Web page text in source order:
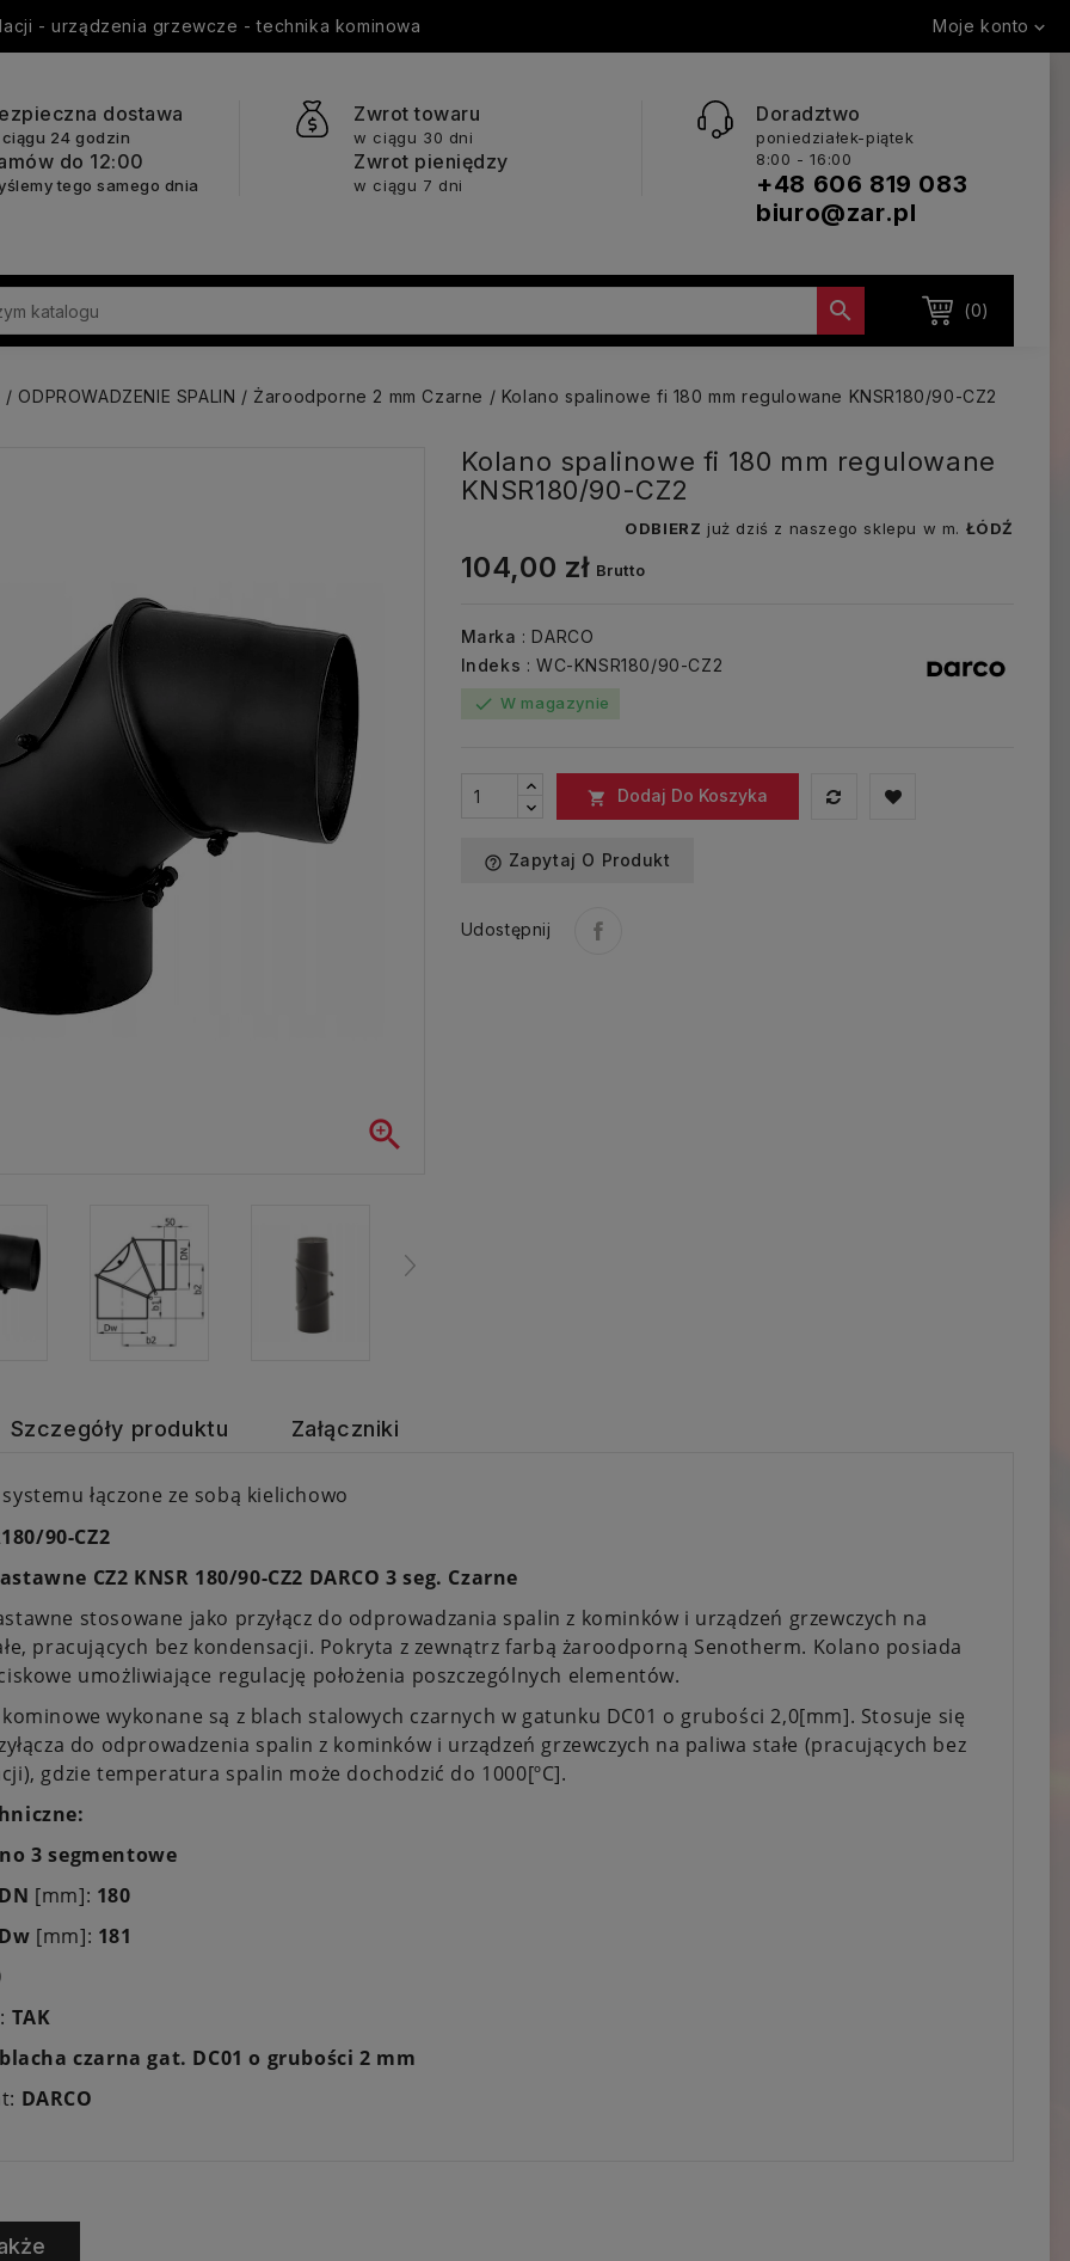
- urządzenia grzewcze - technika kominowa Moje konto 
dostawa
24 godzin
do 12:00
tego samego dnia
Zwrot towaru
w ciągu 30 dni
Zwrot pieniędzy
w ciągu 7 dni
Doradztwo
poniedziałek-piątek
8:00 - 16:00
+48 606 819 083
biuro@zar.pl
(0)

ODPROWADZENIE SPALIN Żaroodporne 2 mm Czarne Kolano spalinowe fi 180 mm regulowane KNSR180/90-CZ2

Kolano spalinowe fi 180 mm regulowane
KNSR180/90-CZ2
ODBIERZ już dziś z naszego sklepu w m. ŁÓDŹ
104,00 zł Brutto
Marka : DARCO
Indeks : WC-KNSR180/90-CZ2
check W magazynie
 Dodaj Do Koszyka
help_outline Zapytaj O Produkt
Udostępnij
Szczegóły produktu Załączniki
łączone ze sobą kielichowo
90-CZ2
CZ2 KNSR 180/90-CZ2 DARCO 3 seg. Czarne
stosowane jako przyłącz do odprowadzania spalin z kominków i urządzeń grzewczych na
pracujących bez kondensacji. Pokryta z zewnątrz farbą żaroodporną Senotherm. Kolano posiada
umożliwiające regulację położenia poszczególnych elementów.
kominowe wykonane są z blach stalowych czarnych w gatunku DC01 o grubości 2,0[mm]. Stosuje się
do odprowadzenia spalin z kominków i urządzeń grzewczych na paliwa stałe (pracujących bez
gdzie temperatura spalin może dochodzić do 1000[ºC].
3 segmentowe
DN [mm]: 180
Dw [mm]: 181
TAK
blacha czarna gat. DC01 o grubości 2 mm
DARCO